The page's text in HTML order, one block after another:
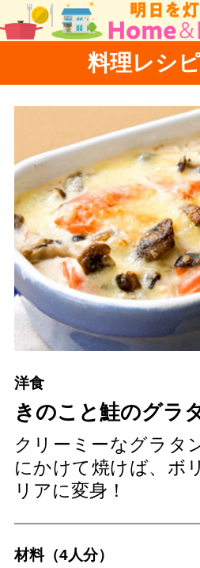
料理レシ
洋食
きのこと鮭のグラ
クリーミーなグラタ
にかけて焼けば、ボ
リアに変身！
材料（4人分）